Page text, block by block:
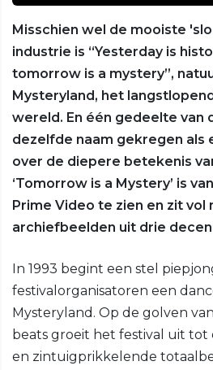
Misschien wel de mooiste
industrie is “Yesterday is
tomorrow is a mystery”,
Mysteryland, het
wereld. En één gedeelte van
dezelfde naam gekregen als
over de diepere betekenis
‘Tomorrow is a Mystery’ is
Prime Video te zien en zit vol
archiefbeelden uit drie
In 1993 begint een stel
festivalorganisatoren een
Mysteryland. Op de golven
beats groeit het festival uit tot
en zintuigprikkelende